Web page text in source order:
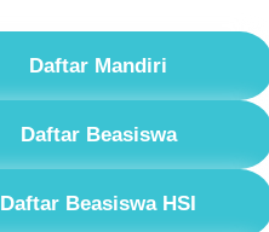
Daftar Mandiri
Daftar Beasiswa
Daftar Beasiswa HSI